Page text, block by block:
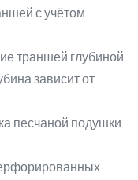
с учётом
траншей глубиной
зависит от
песчаной подушки